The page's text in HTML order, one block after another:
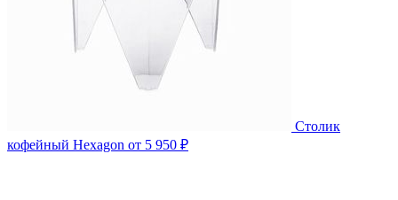
Столик
кофейный Hexagon от 5 950 ₽